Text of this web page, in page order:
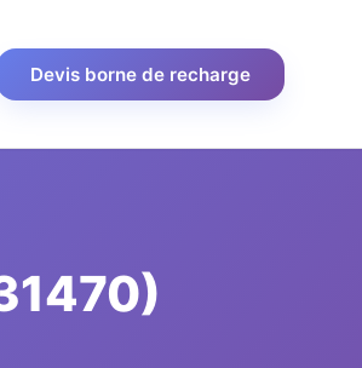
Devis borne de recharge